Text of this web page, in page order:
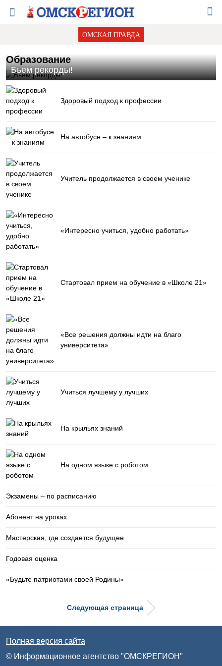
ОМСКАЯ ПРАВДА
Образование
Бьем рекорды!
Здоровый подход к профессии
На автобусе – к знаниям
Учитель продолжается в своем ученике
«Интересно учиться, удобно работать»
Стартовал прием на обучение в «Школе 21»
«Все решения должны идти на благо
университета»
Учиться лучшему у лучших
На крыльях знаний
На одном языке с роботом
Экзамены – по расписанию
Абонент на уроках
Мастерская, где создается будущее
Годовая оценка
«Будьте патриотами своей Родины»
Следующая страница
Полная версия сайта
© Информационное агентство "ОМСКРЕГИОН"